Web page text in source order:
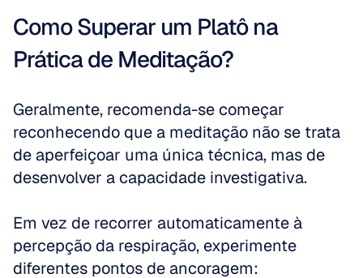
Como Superar um Platô na
Prática de Meditação?
Geralmente, recomenda-se começar
reconhecendo que a meditação não se trata
de aperfeiçoar uma única técnica, mas de
desenvolver a capacidade investigativa.
Em vez de recorrer automaticamente à
percepção da respiração, experimente
diferentes pontos de ancoragem: